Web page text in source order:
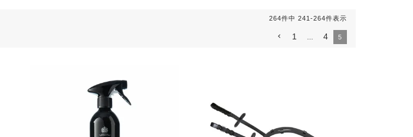
264件中 241 -264件表示
1 4 5